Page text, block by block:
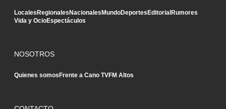
LocalesRegionalesNacionalesMundoDeportesEditorialRumores
Vida y OcioEspectáculos
NOSOTROS
Quienes somosFrente a Cano TVFM Altos